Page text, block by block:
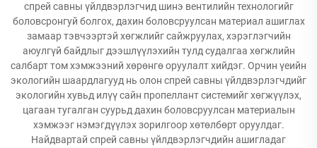
спрей савны үйлдвэрлэгчид шинэ вентилийн технологийг
боловсронгуй болгох, дахин боловсруулсан материал ашиглах
замаар тэвчээртэй хөгжлийг сайжруулах, хэрэглэгчийн
аюулгүй байдлыг дээшлүүлэхийн тулд судалгаа хөгжлийн
салбарт том хэмжээний хөрөнгө оруулалт хийдэг. Орчин үеийн
экологийн шаардлагууд нь олон спрей савны үйлдвэрлэгчдийг
экологийн хувьд илүү сайн пропеллант системийг хөгжүүлэх,
цагаан тугалган суурьд дахин боловсруулсан материалын
хэмжээг нэмэгдүүлэх зорилгоор хөтөлбөрт оруулдаг.
Найдвартай спрей савны үйлдвэрлэгчдийн ашигладаг